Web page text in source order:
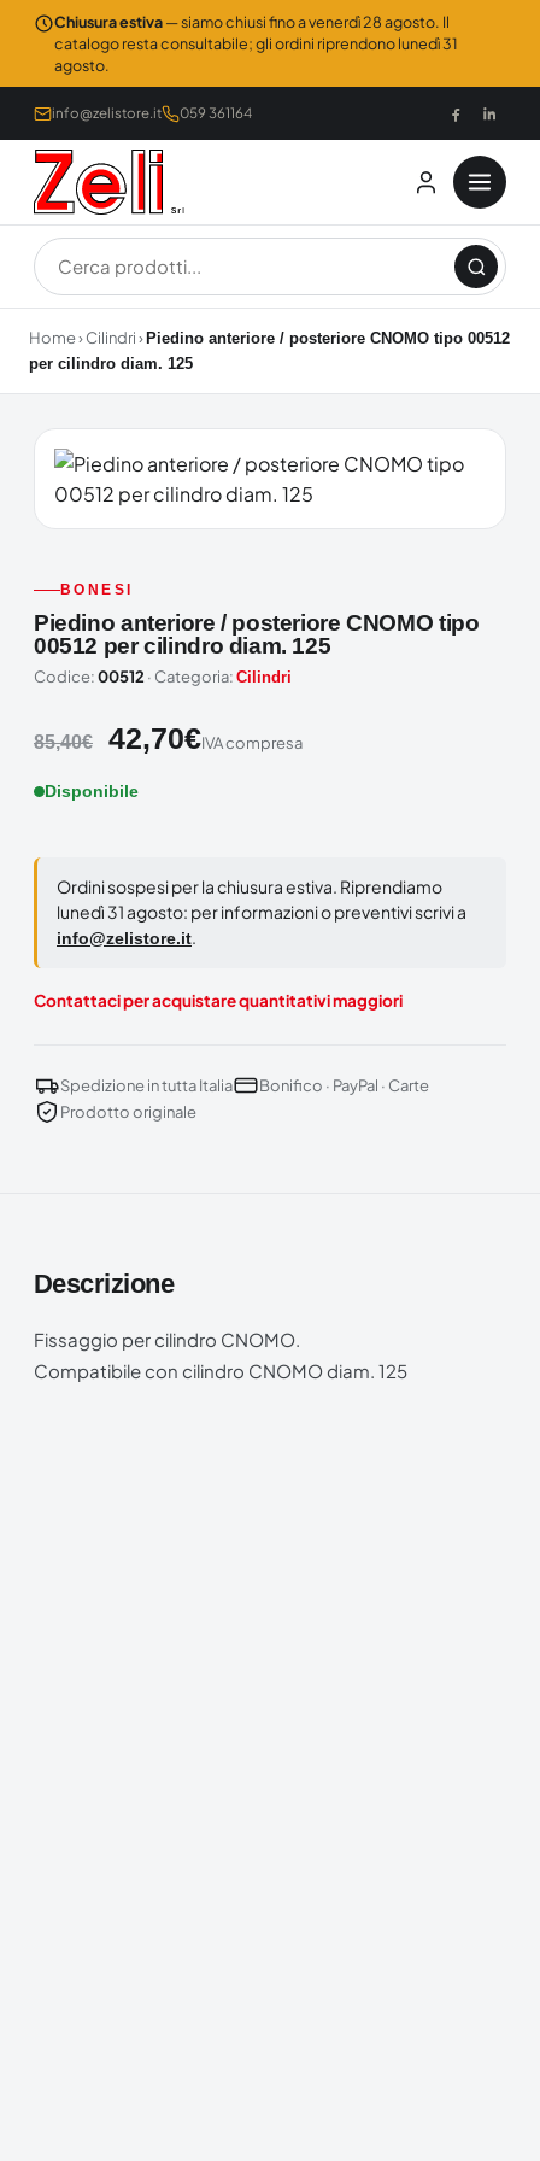
Chiusura estiva— siamo chiusi fino a venerdì 28 agosto. Il
catalogo resta consultabile; gli ordini riprendono lunedì 31
agosto.
info@zelistore.it 059 361164
Home›Cilindri› Piedino anteriore / posteriore CNOMO tipo 00512
per cilindro diam. 125
BONESI
Piedino anteriore / posteriore CNOMO tipo
00512 per cilindro diam. 125
Codice:00512 · Categoria: Cilindri
85,40€ 42,70€IVA compresa
Disponibile
Ordini sospesi per la chiusura estiva. Riprendiamo
lunedì 31 agosto: per informazioni o preventivi scrivi a
info@zelistore.it.
Contattaci per acquistare quantitativi maggiori
Spedizione in tutta Italia
Bonifico · PayPal · Carte
Prodotto originale
Descrizione
Fissaggio per cilindro CNOMO.
Compatibile con cilindro CNOMO diam. 125